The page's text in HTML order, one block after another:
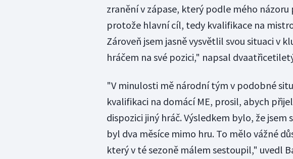
zranění v zápase, který podle mého názoru
protože hlavní cíl, tedy kvalifikace na
Zároveň jsem jasně vysvětlil svou situaci v
hráčem na své pozici," napsal
"V minulosti mě národní tým v podobné
kvalifikaci na domácí ME, prosil, abych
dispozici jiný hráč. Výsledkem bylo, že jsem
byl dva měsíce mimo hru. To mělo vážné
který v té sezoně málem sestoupil," uvedl